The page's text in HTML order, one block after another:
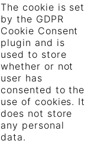
The cookie is set
by the GDPR
Cookie Consent
plugin and is
used to store
whether or not
user has
consented to the
use of cookies. It
does not store
any personal
data.